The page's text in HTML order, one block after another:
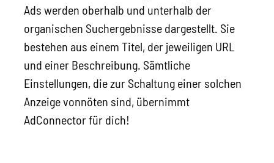
Ads werden oberhalb und unterhalb der
organischen Suchergebnisse dargestellt. Sie
bestehen aus einem Titel, der jeweiligen URL
und einer Beschreibung. Sämtliche
Einstellungen, die zur Schaltung einer solchen
Anzeige vonnöten sind, übernimmt
AdConnector für dich!